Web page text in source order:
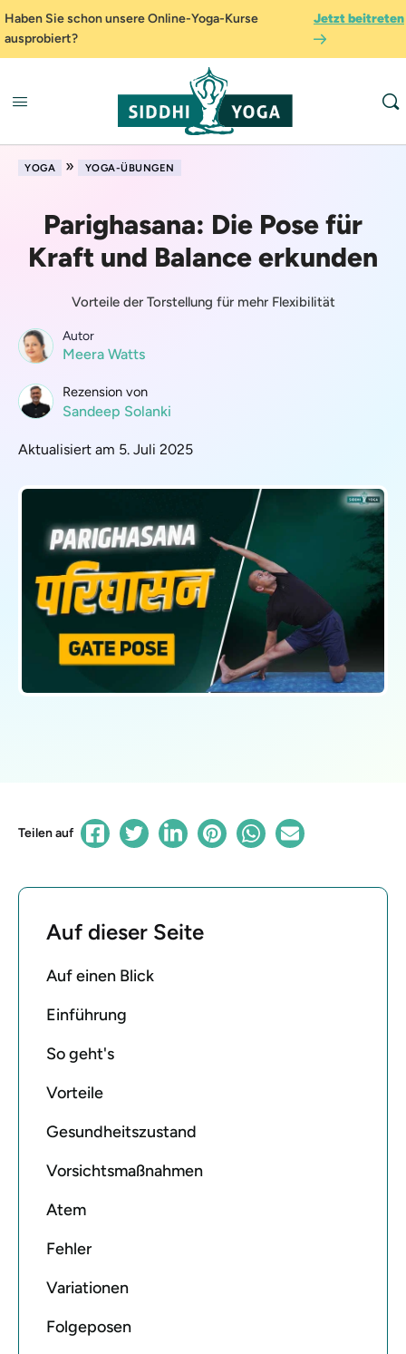
Haben Sie schon unsere Online-Yoga-Kurse
ausprobiert?
Jetzt beitreten
YOGA » YOGA-ÜBUNGEN
Parighasana: Die Pose für
Kraft und Balance erkunden
Vorteile der Torstellung für mehr Flexibilität
Autor
Meera Watts
Rezension von
Sandeep Solanki
Aktualisiert am 5. Juli 2025
Teilen auf
Auf dieser Seite
Auf einen Blick
Einführung
So geht's
Vorteile
Gesundheitszustand
Vorsichtsmaßnahmen
Atem
Fehler
Variationen
Folgeposen